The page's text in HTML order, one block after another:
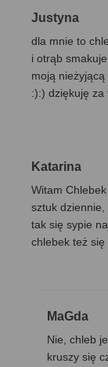
Justyna
dla mnie to
i otrąb
moją
:):) dziękuję za
Katarina
Witam
sztuk
tak się sypie
chlebek też się
MaGda
Nie, chleb
kruszy się